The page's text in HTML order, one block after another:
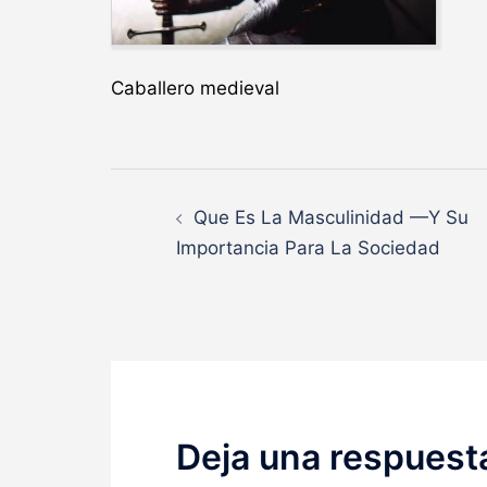
Caballero medieval
Navegación
Que Es La Masculinidad —Y Su
Importancia Para La Sociedad
Deja una